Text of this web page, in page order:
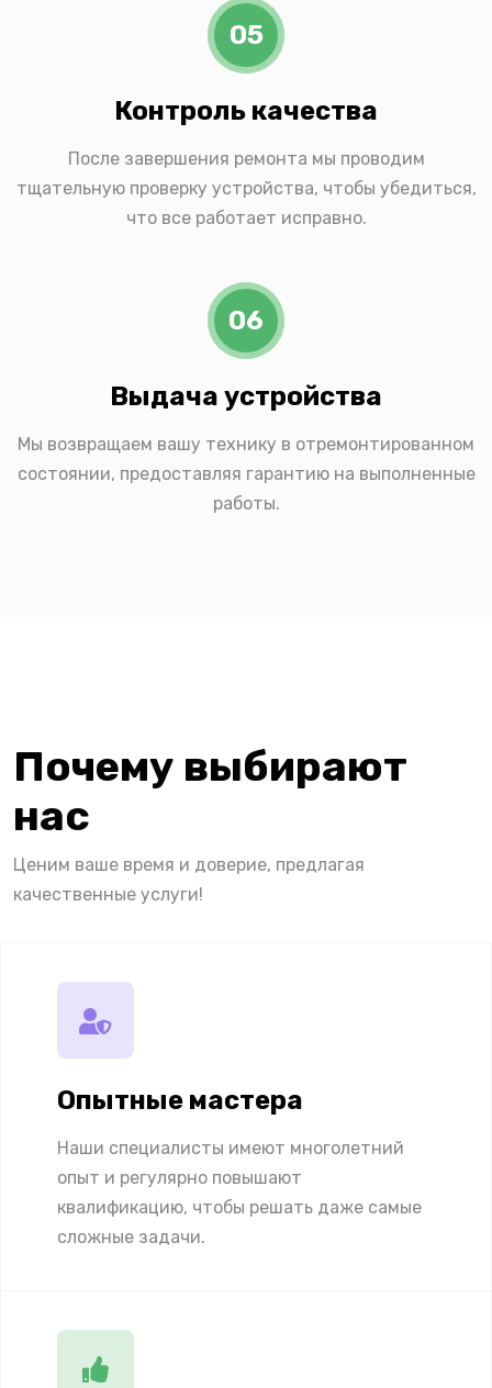
05
Контроль качества
После завершения ремонта мы проводим
тщательную проверку устройства, чтобы убедиться,
что все работает исправно.
06
Выдача устройства
Мы возвращаем вашу технику в отремонтированном
состоянии, предоставляя гарантию на выполненные
работы.
Почему выбирают
нас
Ценим ваше время и доверие, предлагая
качественные услуги!
Опытные мастера
Наши специалисты имеют многолетний
опыт и регулярно повышают
квалификацию, чтобы решать даже самые
сложные задачи.